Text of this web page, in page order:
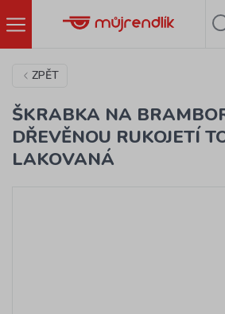
ZPĚT
ŠKRABKA NA
DŘEVĚNOU RUKOJETÍ
LAKOVANÁ